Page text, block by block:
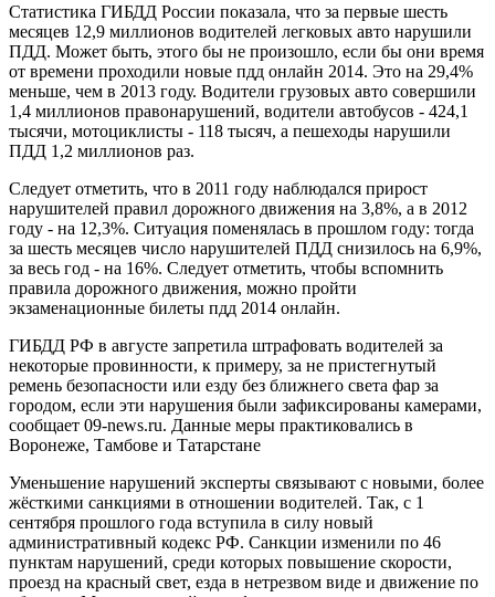
Статистика ГИБДД России показала, что за первые шесть
месяцев 12,9 миллионов водителей легковых авто нарушили
ПДД. Может быть, этого бы не произошло, если бы они время
от времени проходили новые пдд онлайн 2014. Это на 29,4%
меньше, чем в 2013 году. Водители грузовых авто совершили
1,4 миллионов правонарушений, водители автобусов - 424,1
тысячи, мотоциклисты - 118 тысяч, а пешеходы нарушили
ПДД 1,2 миллионов раз.
Следует отметить, что в 2011 году наблюдался прирост
нарушителей правил дорожного движения на 3,8%, а в 2012
году - на 12,3%. Ситуация поменялась в прошлом году: тогда
за шесть месяцев число нарушителей ПДД снизилось на 6,9%,
за весь год - на 16%. Следует отметить, чтобы вспомнить
правила дорожного движения, можно пройти
экзаменационные билеты пдд 2014 онлайн.
ГИБДД РФ в августе запретила штрафовать водителей за
некоторые провинности, к примеру, за не пристегнутый
ремень безопасности или езду без ближнего света фар за
городом, если эти нарушения были зафиксированы камерами,
сообщает 09-news.ru. Данные меры практиковались в
Воронеже, Тамбове и Татарстане
Уменьшение нарушений эксперты связывают с новыми, более
жёсткими санкциями в отношении водителей. Так, с 1
сентября прошлого года вступила в силу новый
административный кодекс РФ. Санкции изменили по 46
пунктам нарушений, среди которых повышение скорости,
проезд на красный свет, езда в нетрезвом виде и движение по